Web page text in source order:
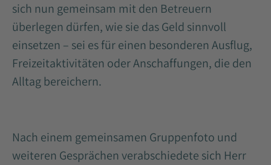
sich nun gemeinsam mit den Betreuern
überlegen dürfen, wie sie das Geld sinnvoll
einsetzen – sei es für einen besonderen Ausflug,
Freizeitaktivitäten oder Anschaffungen, die den
Alltag bereichern.
Nach einem gemeinsamen Gruppenfoto und
weiteren Gesprächen verabschiedete sich Herr